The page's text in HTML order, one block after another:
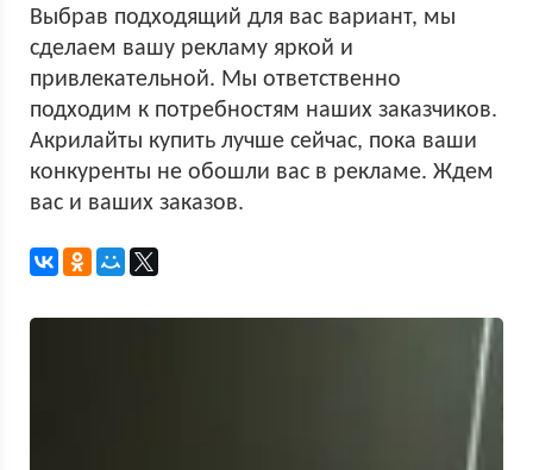
Выбрав подходящий для вас вариант, мы
сделаем вашу рекламу яркой и
привлекательной. Мы ответственно
подходим к потребностям наших заказчиков.
Акрилайты купить лучше сейчас, пока ваши
конкуренты не обошли вас в рекламе. Ждем
вас и ваших заказов.